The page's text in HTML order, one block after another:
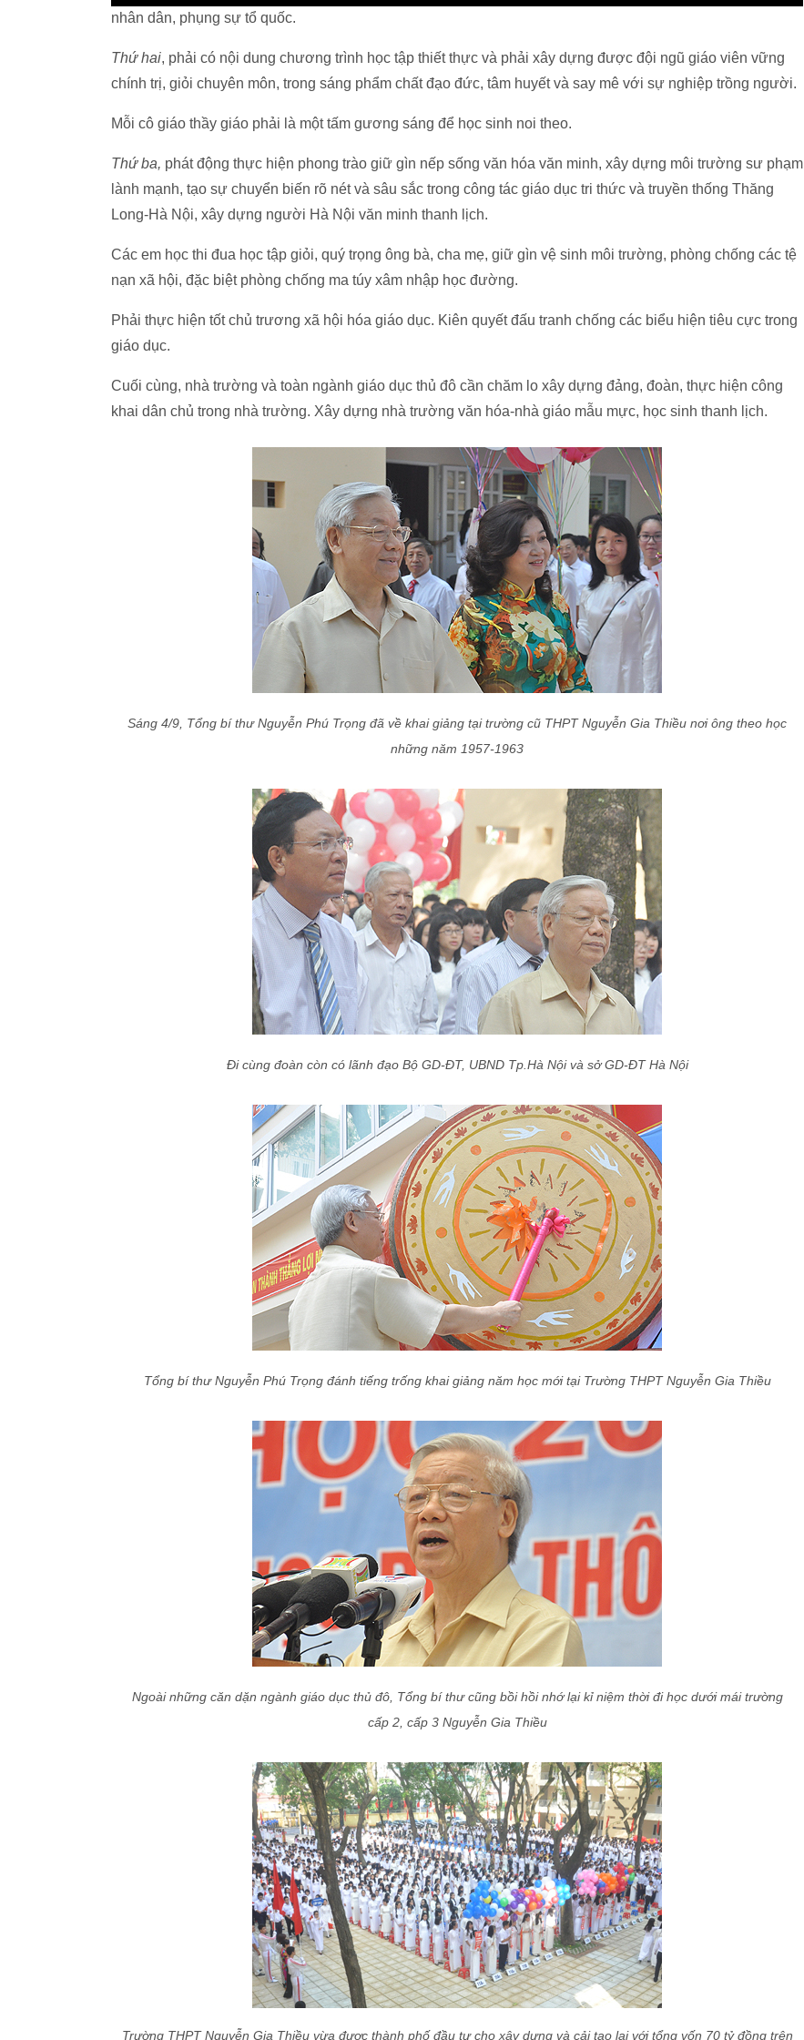
nhân dân, phụng sự tổ quốc.
Thứ hai, phải có nội dung chương trình học tập thiết thực và phải xây dựng được đội ngũ giáo viên vững
chính trị, giỏi chuyên môn, trong sáng phẩm chất đạo đức, tâm huyết và say mê với sự nghiệp trồng người.
Mỗi cô giáo thầy giáo phải là một tấm gương sáng để học sinh noi theo.
Thứ ba, phát động thực hiện phong trào giữ gìn nếp sống văn hóa văn minh, xây dựng môi trường sư phạm
lành mạnh, tạo sự chuyển biến rõ nét và sâu sắc trong công tác giáo dục tri thức và truyền thống Thăng
Long-Hà Nội, xây dựng người Hà Nội văn minh thanh lịch.
Các em học thi đua học tập giỏi, quý trọng ông bà, cha mẹ, giữ gìn vệ sinh môi trường, phòng chống các tệ
nạn xã hội, đặc biệt phòng chống ma túy xâm nhập học đường.
Phải thực hiện tốt chủ trương xã hội hóa giáo dục. Kiên quyết đấu tranh chống các biểu hiện tiêu cực trong
giáo dục.
Cuối cùng, nhà trường và toàn ngành giáo dục thủ đô cần chăm lo xây dựng đảng, đoàn, thực hiện công
khai dân chủ trong nhà trường. Xây dựng nhà trường văn hóa-nhà giáo mẫu mực, học sinh thanh lịch.
Sáng 4/9, Tổng bí thư Nguyễn Phú Trọng đã về khai giảng tại trường cũ THPT Nguyễn Gia Thiều nơi ông theo học
những năm 1957-1963
Đi cùng đoàn còn có lãnh đạo Bộ GD-ĐT, UBND Tp.Hà Nội và sở GD-ĐT Hà Nội
Tổng bí thư Nguyễn Phú Trọng đánh tiếng trống khai giảng năm học mới tại Trường THPT Nguyễn Gia Thiều
Ngoài những căn dặn ngành giáo dục thủ đô, Tổng bí thư cũng bồi hồi nhớ lại kỉ niệm thời đi học dưới mái trường
cấp 2, cấp 3 Nguyễn Gia Thiều
Trường THPT Nguyễn Gia Thiều vừa được thành phố đầu tư cho xây dựng và cải tạo lại với tổng vốn 70 tỷ đồng trên